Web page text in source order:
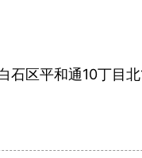
区平和通10丁目北